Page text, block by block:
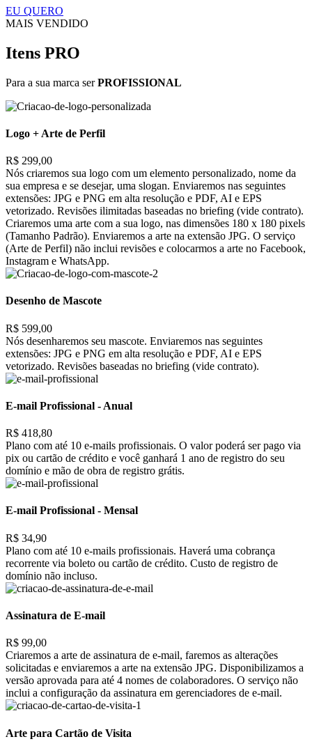
EU QUERO
MAIS VENDIDO
Itens PRO
Para a sua marca serPROFISSIONAL
Logo + Arte de Perfil
R$ 299,00
Nós criaremos sua logo com um elemento personalizado, nome da
sua empresa e se desejar, uma slogan. Enviaremos nas seguintes
extensões: JPG e PNG em alta resolução e PDF, AI e EPS
vetorizado. Revisões ilimitadas baseadas no briefing (vide contrato).
Criaremos uma arte com a sua logo, nas dimensões 180 x 180 pixels
(Tamanho Padrão). Enviaremos a arte na extensão JPG. O serviço
(Arte de Perfil) não inclui revisões e colocarmos a arte no Facebook,
Instagram e WhatsApp.
Desenho de Mascote
R$ 599,00
Nós desenharemos seu mascote. Enviaremos nas seguintes
extensões: JPG e PNG em alta resolução e PDF, AI e EPS
vetorizado. Revisões baseadas no briefing (vide contrato).
E-mail Profissional - Anual
R$ 418,80
Plano com até 10 e-mails profissionais. O valor poderá ser pago via
pix ou cartão de crédito e você ganhará 1 ano de registro do seu
domínio e mão de obra de registro grátis.
E-mail Profissional - Mensal
R$ 34,90
Plano com até 10 e-mails profissionais. Haverá uma cobrança
recorrente via boleto ou cartão de crédito. Custo de registro de
domínio não incluso.
Assinatura de E-mail
R$ 99,00
Criaremos a arte de assinatura de e-mail, faremos as alterações
solicitadas e enviaremos a arte na extensão JPG. Disponibilizamos a
versão aprovada para até 4 nomes de colaboradores. O serviço não
inclui a configuração da assinatura em gerenciadores de e-mail.
Arte para Cartão de Visita